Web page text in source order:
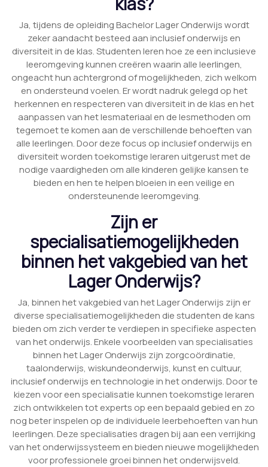
Ja, tijdens de opleiding Bachelor Lager Onderwijs wordt
zeker aandacht besteed aan inclusief onderwijs en
diversiteit in de klas. Studenten leren hoe ze een inclusieve
leeromgeving kunnen creëren waarin alle leerlingen,
ongeacht hun achtergrond of mogelijkheden, zich welkom
en ondersteund voelen. Er wordt nadruk gelegd op het
herkennen en respecteren van diversiteit in de klas en het
aanpassen van het lesmateriaal en de lesmethoden om
tegemoet te komen aan de verschillende behoeften van
alle leerlingen. Door deze focus op inclusief onderwijs en
diversiteit worden toekomstige leraren uitgerust met de
nodige vaardigheden om alle kinderen gelijke kansen te
bieden en hen te helpen bloeien in een veilige en
ondersteunende leeromgeving.
Zijn er
specialisatiemogelijkheden
binnen het vakgebied van het
Lager Onderwijs?
Ja, binnen het vakgebied van het Lager Onderwijs zijn er
diverse specialisatiemogelijkheden die studenten de kans
bieden om zich verder te verdiepen in specifieke aspecten
van het onderwijs. Enkele voorbeelden van specialisaties
binnen het Lager Onderwijs zijn zorgcoördinatie,
taalonderwijs, wiskundeonderwijs, kunst en cultuur,
inclusief onderwijs en technologie in het onderwijs. Door te
kiezen voor een specialisatie kunnen toekomstige leraren
zich ontwikkelen tot experts op een bepaald gebied en zo
nog beter inspelen op de individuele leerbehoeften van hun
leerlingen. Deze specialisaties dragen bij aan een verrijking
van het onderwijssysteem en bieden nieuwe mogelijkheden
voor professionele groei binnen het onderwijsveld.